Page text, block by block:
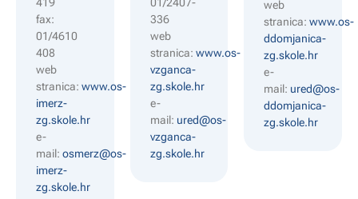
fax:
01/4610
408
web
stranica: www.os-
imerz-
zg.skole.hr
e-
mail: osmerz@os-
imerz-
zg.skole.hr
336
web
stranica: www.os-
vzganca-
zg.skole.hr
e-
mail: ured@os-
vzganca-
zg.skole.hr
web
stranica:www.os-
ddomjanica-
zg.skole.hr
e-
mail: ured@os-
ddomjanica-
zg.skole.hr